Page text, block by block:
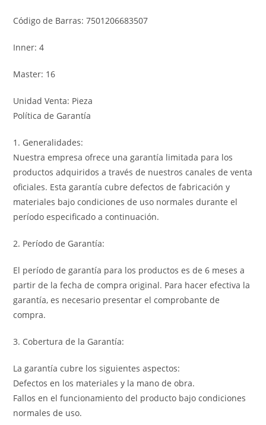
Código de Barras: 7501206683507
Inner: 4
Master: 16
Unidad Venta: Pieza
Política de Garantía
1. Generalidades:
Nuestra empresa ofrece una garantía limitada para los
productos adquiridos a través de nuestros canales de venta
oficiales. Esta garantía cubre defectos de fabricación y
materiales bajo condiciones de uso normales durante el
período especificado a continuación.
2. Período de Garantía:
El período de garantía para los productos es de 6 meses a
partir de la fecha de compra original. Para hacer efectiva la
garantía, es necesario presentar el comprobante de
compra.
3. Cobertura de la Garantía:
La garantía cubre los siguientes aspectos:
Defectos en los materiales y la mano de obra.
Fallos en el funcionamiento del producto bajo condiciones
normales de uso.